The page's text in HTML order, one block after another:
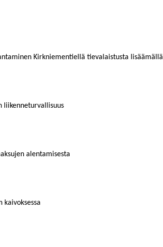
Kirkniementiellä tievalaistusta lisäämällä
liikenneturvallisuus
alentamisesta